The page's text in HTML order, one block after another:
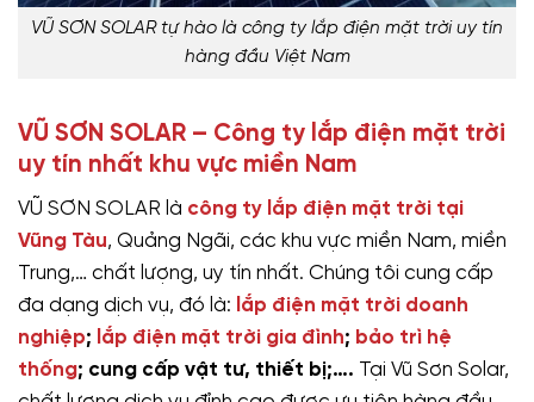
VŨ SƠN SOLAR tự hào là công ty lắp điện mặt trời uy tín
hàng đầu Việt Nam
VŨ SƠN SOLAR – Công ty lắp điện mặt trời
uy tín nhất khu vực miền Nam
VŨ SƠN SOLAR là công ty lắp điện mặt trời tại
Vũng Tàu, Quảng Ngãi, các khu vực miền Nam, miền
Trung,… chất lượng, uy tín nhất. Chúng tôi cung cấp
đa dạng dịch vụ, đó là: lắp điện mặt trời doanh
nghiệp; lắp điện mặt trời gia đình; bảo trì hệ
thống; cung cấp vật tư, thiết bị;…. Tại Vũ Sơn Solar,